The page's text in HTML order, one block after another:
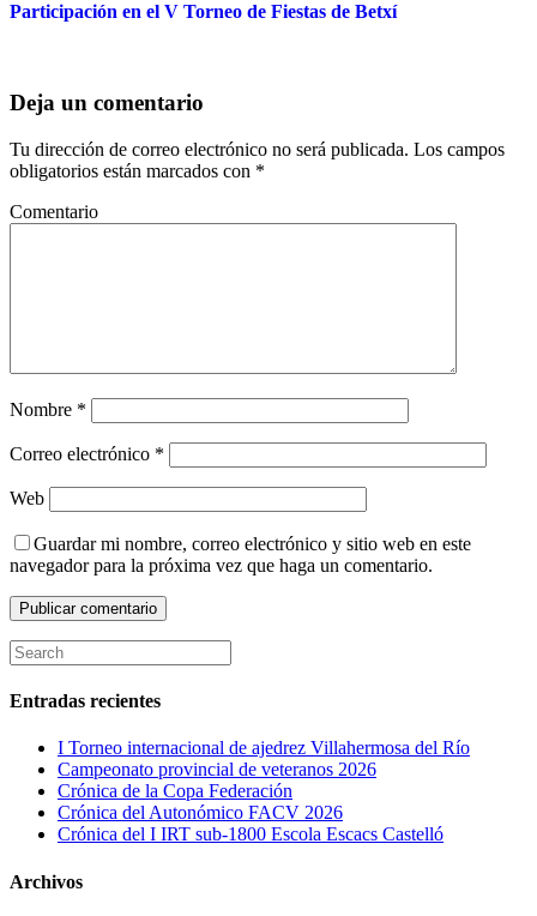
Participación en el V Torneo de Fiestas de Betxí
Deja un comentario
Tu dirección de correo electrónico no será publicada. Los campos
obligatorios están marcados con *
Comentario
Nombre *
Correo electrónico *
Web
Guardar mi nombre, correo electrónico y sitio web en este
navegador para la próxima vez que haga un comentario.
Entradas recientes
I Torneo internacional de ajedrez Villahermosa del Río
Campeonato provincial de veteranos 2026
Crónica de la Copa Federación
Crónica del Autonómico FACV 2026
Crónica del I IRT sub-1800 Escola Escacs Castelló
Archivos